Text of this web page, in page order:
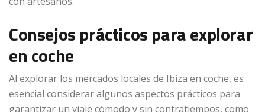
Consejos prácticos para explorar
en coche
Al explorar los mercados locales de Ibiza en coche, es
esencial considerar algunos aspectos prácticos para
garantizar un viaje cómodo y sin contratiempos, como